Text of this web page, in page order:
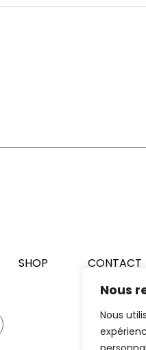
Nous
Nous
SHOP CONTACT